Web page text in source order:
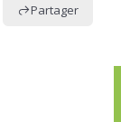
Partager